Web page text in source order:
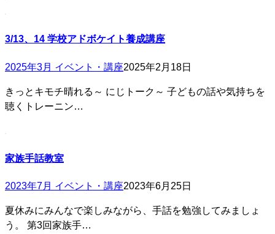
3/13、14 学校アドボケイト養成講座
2025年3月 イベント・講座2025年2月18日
きっとキモチ晴れる～ にじトーク～ 子どもの話や気持ちを
聴くトレーニン…
家族手話教室
2023年7月 イベント・講座2023年6月25日
夏休みにみんなで楽しみながら、手話を勉強してみましょ
う。 第3回家族手…